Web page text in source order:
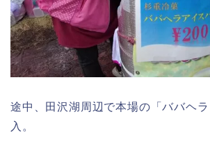
途中、田沢湖周辺で本場の「ババヘ
入。